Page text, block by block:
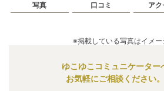
写真 口コミ アク
※掲載している写真はイメー
ゆこゆこコミュニケーター
お気軽にご相談ください。